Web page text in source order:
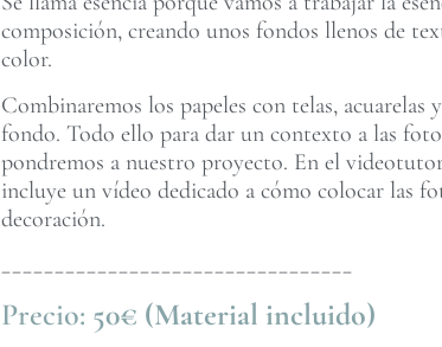
composición, creando unos fondos llenos de
color.
Combinaremos los papeles con telas, acuarelas
fondo. Todo ello para dar un contexto a las
pondremos a nuestro proyecto. En el
incluye un vídeo dedicado a cómo colocar las
decoración.
_________________________________
Precio: 50€ (Material incluido)